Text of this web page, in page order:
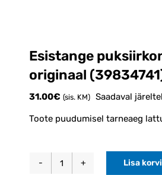
Esistange
originaal
31.00€ (sis. KM) Saadaval
Toote puudumisel tarneaeg
Esistange
Lisa korvi